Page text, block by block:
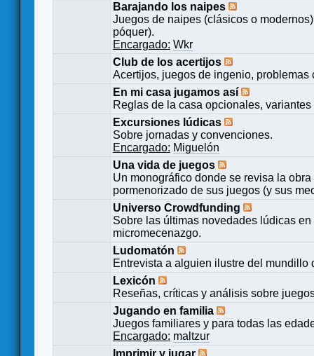
Barajando los naipes
Juegos de naipes (clásicos o
póquer).
Encargado: Wkr
Club de los acertijos
Acertijos, juegos de ingenio,
En mi casa jugamos así
Reglas de la casa opcionales,
Excursiones lúdicas
Sobre jornadas y convenciones.
Encargado: Miguelón
Una vida de juegos
Un monográfico donde se revisa la
pormenorizado de sus juegos (y sus
Universo Crowdfunding
Sobre las últimas novedades lúdicas
micromecenazgo.
Ludomatón
Entrevista a alguien ilustre del mundillo
Lexicón
Reseñas, críticas y análisis sobre
Jugando en familia
Juegos familiares y para todas las
Encargado: maltzur